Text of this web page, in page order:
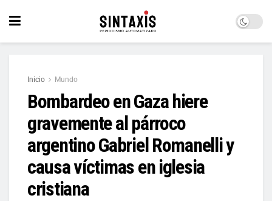
Inicio Mundo
Bombardeo en Gaza hiere
gravemente al párroco
argentino Gabriel Romanelli y
causa víctimas en iglesia
cristiana